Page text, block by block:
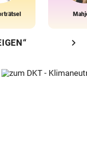
chevron_right